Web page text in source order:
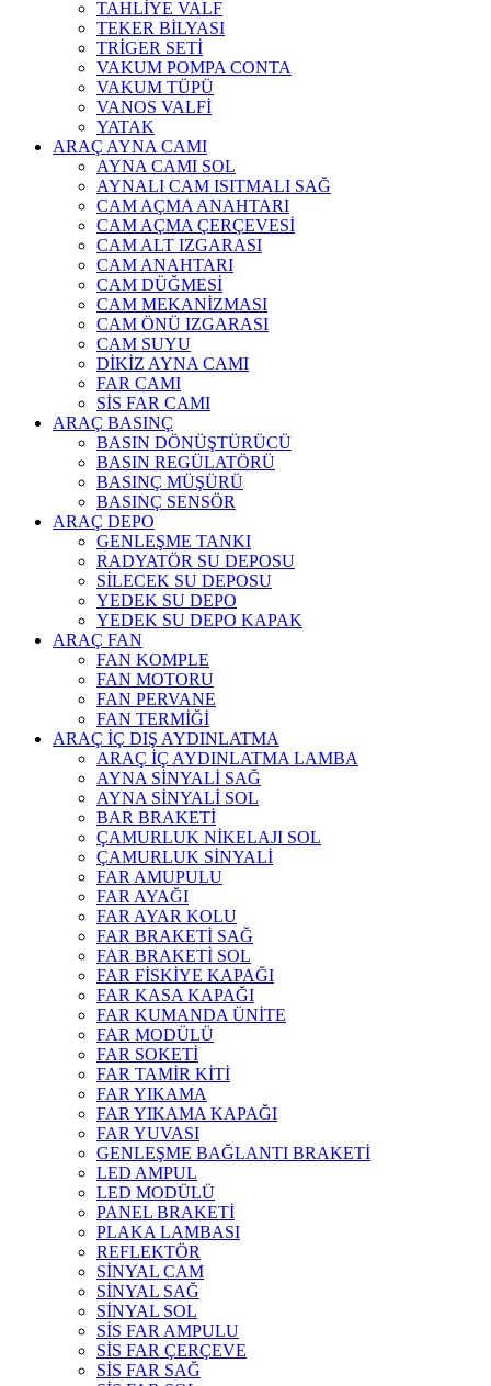
TAHLİYE VALF
TEKER BİLYASI
TRİGER SETİ
VAKUM POMPA CONTA
VAKUM TÜPÜ
VANOS VALFİ
YATAK
ARAÇ AYNA CAMI
AYNA CAMI SOL
AYNALI CAM ISITMALI SAĞ
CAM AÇMA ANAHTARI
CAM AÇMA ÇERÇEVESİ
CAM ALT IZGARASI
CAM ANAHTARI
CAM DÜĞMESİ
CAM MEKANİZMASI
CAM ÖNÜ IZGARASI
CAM SUYU
DİKİZ AYNA CAMI
FAR CAMI
SİS FAR CAMI
ARAÇ BASINÇ
BASIN DÖNÜŞTÜRÜCÜ
BASIN REGÜLATÖRÜ
BASINÇ MÜŞÜRÜ
BASINÇ SENSÖR
ARAÇ DEPO
GENLEŞME TANKI
RADYATÖR SU DEPOSU
SİLECEK SU DEPOSU
YEDEK SU DEPO
YEDEK SU DEPO KAPAK
ARAÇ FAN
FAN KOMPLE
FAN MOTORU
FAN PERVANE
FAN TERMİĞİ
ARAÇ İÇ DIŞ AYDINLATMA
ARAÇ İÇ AYDINLATMA LAMBA
AYNA SİNYALİ SAĞ
AYNA SİNYALİ SOL
BAR BRAKETİ
ÇAMURLUK NİKELAJI SOL
ÇAMURLUK SİNYALİ
FAR AMUPULU
FAR AYAĞI
FAR AYAR KOLU
FAR BRAKETİ SAĞ
FAR BRAKETİ SOL
FAR FİSKİYE KAPAĞI
FAR KASA KAPAĞI
FAR KUMANDA ÜNİTE
FAR MODÜLÜ
FAR SOKETİ
FAR TAMİR KİTİ
FAR YIKAMA
FAR YIKAMA KAPAĞI
FAR YUVASI
GENLEŞME BAĞLANTI BRAKETİ
LED AMPUL
LED MODÜLÜ
PANEL BRAKETİ
PLAKA LAMBASI
REFLEKTÖR
SİNYAL CAM
SİNYAL SAĞ
SİNYAL SOL
SİS FAR AMPULU
SİS FAR ÇERÇEVE
SİS FAR SAĞ